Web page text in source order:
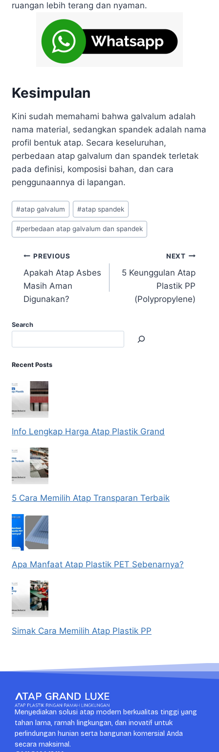
ruangan lebih terang dan nyaman.
Kesimpulan
Kini sudah memahami bahwa galvalum adalah
nama material, sedangkan spandek adalah nama
profil bentuk atap. Secara keseluruhan,
perbedaan atap galvalum dan spandek terletak
pada definisi, komposisi bahan, dan cara
penggunaannya di lapangan.
#atap galvalum #atap spandek
#perbedaan atap galvalum dan spandek
PREVIOUS
Apakah Atap Asbes
Masih Aman
Digunakan?
NEXT
5 Keunggulan Atap
Plastik PP
(Polypropylene)
Search
Recent Posts
Info Lengkap Harga Atap Plastik Grand
5 Cara Memilih Atap Transparan Terbaik
Apa Manfaat Atap Plastik PET Sebenarnya?
Simak Cara Memilih Atap Plastik PP
Menyediakan solusi atap modern berkualitas tinggi yang
tahan lama, ramah lingkungan, dan inovatif untuk
perlindungan hunian serta bangunan komersial Anda
secara maksimal.